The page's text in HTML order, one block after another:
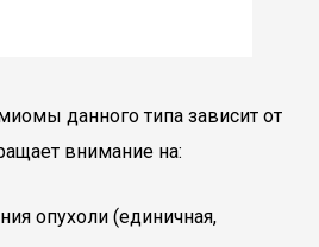
данного типа зависит от
внимание на:
опухоли (единичная,